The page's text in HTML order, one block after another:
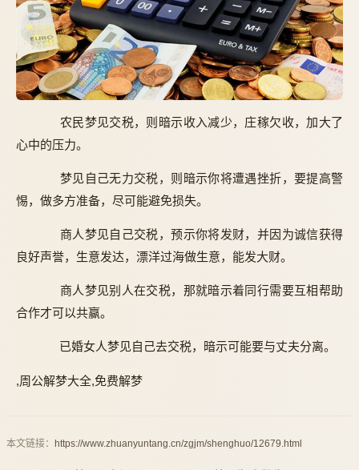
农民梦见交税，则暗示收入减少，庄稼欠收，加大了
心中的压力。
梦见自己无力交税，则暗示你将遭遇挫折，要提高警
惕，做多方准备，尽可能避免损失。
商人梦见自己交税，预示你将发财，并因为诚信获得
良好声誉，生意发达，漂洋过海做生意，能发大财。
商人梦见别人在交税，那就暗示着同行需要互相帮助
合作才可以共赢。
已婚女人梦见自己去交税，暗示可能要与丈夫分离。
,周公解梦大全,免费解梦
本文链接： https://www.zhuanyuntang.cn/zgjm/shenghuo/12679.html